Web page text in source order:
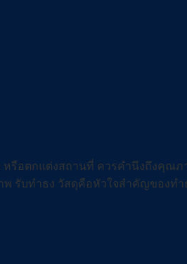
หรือตกแต่งสถานที่ ควรคำนึงถึงคุณ
บทำธง วัสดุคือหัวใจสำคัญของทำ